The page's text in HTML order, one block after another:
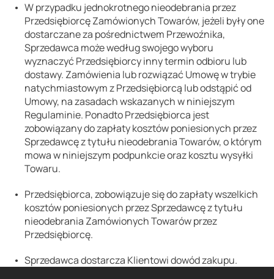
W przypadku jednokrotnego nieodebrania przez
Przedsiębiorcę Zamówionych Towarów, jeżeli były one
dostarczane za pośrednictwem Przewoźnika,
Sprzedawca może według swojego wyboru
wyznaczyć Przedsiębiorcy inny termin odbioru lub
dostawy. Zamówienia lub rozwiązać Umowę w trybie
natychmiastowym z Przedsiębiorcą lub odstąpić od
Umowy, na zasadach wskazanych w niniejszym
Regulaminie. Ponadto Przedsiębiorca jest
zobowiązany do zapłaty kosztów poniesionych przez
Sprzedawcę z tytułu nieodebrania Towarów, o którym
mowa w niniejszym podpunkcie oraz kosztu wysyłki
Towaru.
Przedsiębiorca, zobowiązuje się do zapłaty wszelkich
kosztów poniesionych przez Sprzedawcę z tytułu
nieodebrania Zamówionych Towarów przez
Przedsiębiorcę.
Sprzedawca dostarcza Klientowi dowód zakupu.